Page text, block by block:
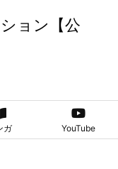
ョン【公
ガ YouTube